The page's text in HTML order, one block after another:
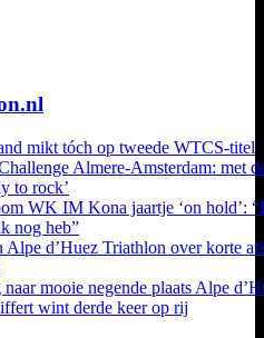
mikt tóch op tweede WTCS-titel
Almere-Amsterdam: met
to rock’
WK IM Kona jaartje ‘on hold’:
nog heb”
Alpe d’Huez Triathlon over korte
mooie negende plaats Alpe
wint derde keer op rij